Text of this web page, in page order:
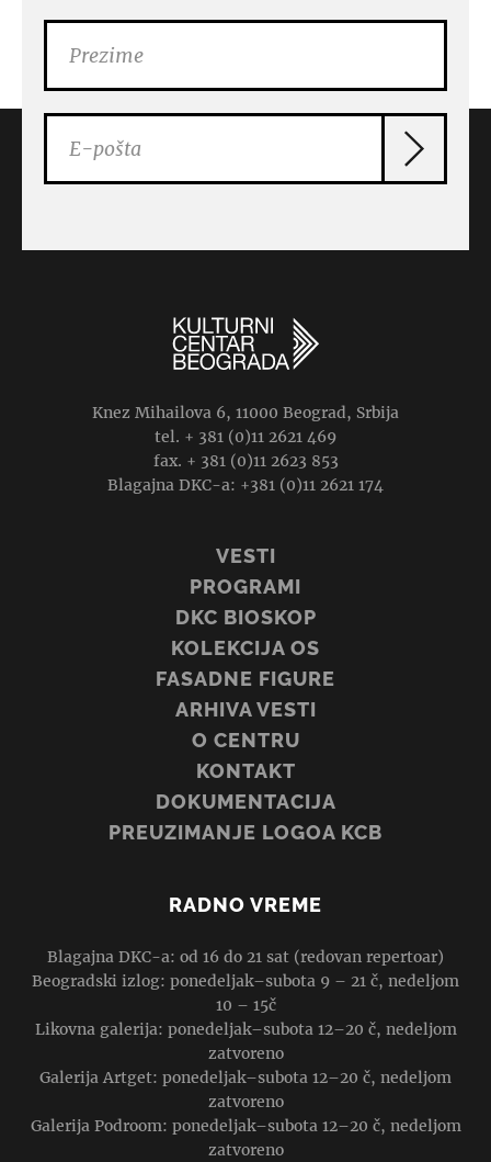
Knez Mihailova 6, 11000 Beograd, Srbija
tel. + 381 (0)11 2621 469
fax. + 381 (0)11 2623 853
Blagajna DKC-a: +381 (0)11 2621 174
VESTI
PROGRAMI
DKC BIOSKOP
KOLEKCIJA OS
FASADNE FIGURE
ARHIVA VESTI
O CENTRU
KONTAKT
DOKUMENTACIJA
PREUZIMANJE LOGOA KCB
RADNO VREME
Blagajna DKC-a: od 16 do 21 sat (redovan repertoar)
Beogradski izlog: ponedeljak–subota 9 – 21 č, nedeljom
10 – 15č
Likovna galerija: ponedeljak–subota 12–20 č, nedeljom
zatvoreno
Galerija Artget: ponedeljak–subota 12–20 č, nedeljom
zatvoreno
Galerija Podroom: ponedeljak–subota 12–20 č, nedeljom
zatvoreno